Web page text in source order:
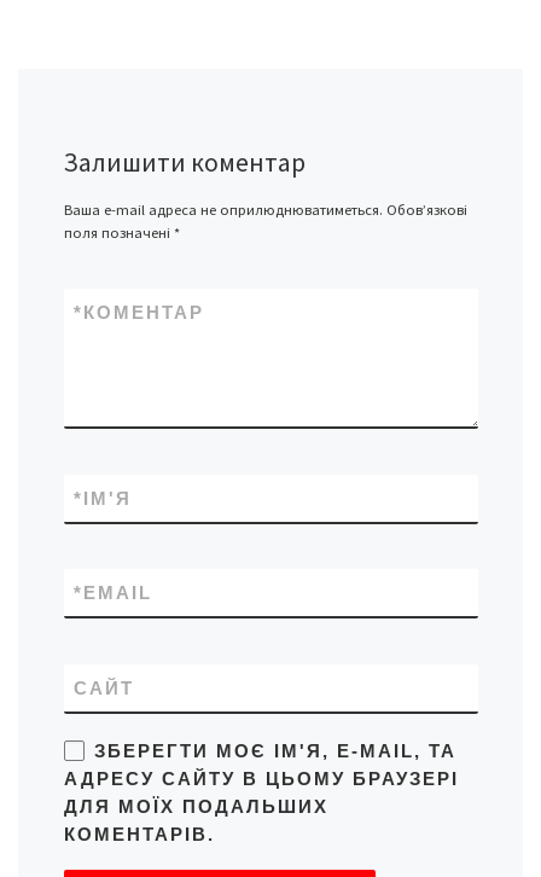
Залишити коментар
Ваша e-mail адреса не оприлюднюватиметься. Обов’язкові
поля позначені *
КОМЕНТАР
*
ІМ'Я
*
EMAIL
*
САЙТ
ЗБЕРЕГТИ МОЄ ІМ'Я, E-MAIL, ТА
АДРЕСУ САЙТУ В ЦЬОМУ БРАУЗЕРІ
ДЛЯ МОЇХ ПОДАЛЬШИХ
КОМЕНТАРІВ.